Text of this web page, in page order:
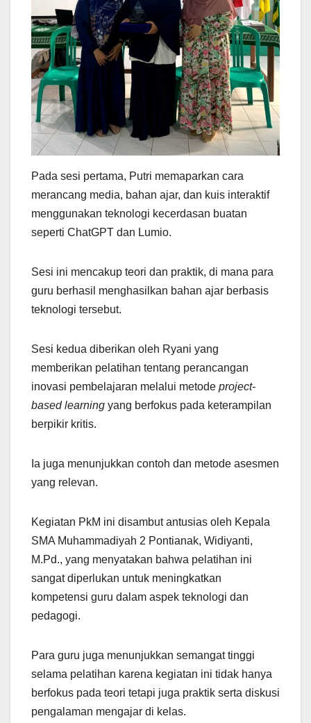
Pada sesi pertama, Putri memaparkan cara
merancang media, bahan ajar, dan kuis interaktif
menggunakan teknologi kecerdasan buatan
seperti ChatGPT dan Lumio.
Sesi ini mencakup teori dan praktik, di mana para
guru berhasil menghasilkan bahan ajar berbasis
teknologi tersebut.
Sesi kedua diberikan oleh Ryani yang
memberikan pelatihan tentang perancangan
inovasi pembelajaran melalui metode project-
based learning yang berfokus pada keterampilan
berpikir kritis.
Ia juga menunjukkan contoh dan metode asesmen
yang relevan.
Kegiatan PkM ini disambut antusias oleh Kepala
SMA Muhammadiyah 2 Pontianak, Widiyanti,
M.Pd., yang menyatakan bahwa pelatihan ini
sangat diperlukan untuk meningkatkan
kompetensi guru dalam aspek teknologi dan
pedagogi.
Para guru juga menunjukkan semangat tinggi
selama pelatihan karena kegiatan ini tidak hanya
berfokus pada teori tetapi juga praktik serta diskusi
pengalaman mengajar di kelas.